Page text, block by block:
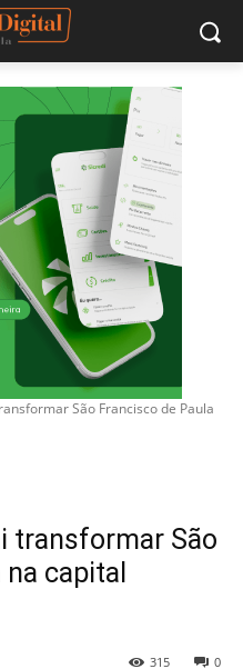
São Francisco de Paula
transformar São
capital
0
315